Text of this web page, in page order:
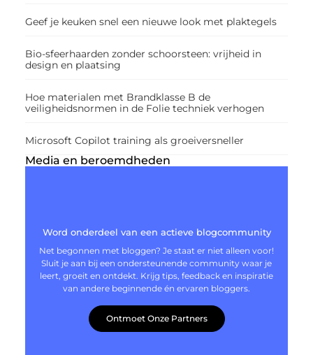
Geef je keuken snel een nieuwe look met plaktegels
Bio-sfeerhaarden zonder schoorsteen: vrijheid in
design en plaatsing
Hoe materialen met Brandklasse B de
veiligheidsnormen in de Folie techniek verhogen
Microsoft Copilot training als groeiversneller
Media en beroemdheden
Word onderdeel van een actieve blogcommunity
Net begonnen met bloggen? Je staat er niet alleen voor!
Sluit je aan bij een ondersteunende community waar je
leert, groeit en ontdekt. Krijg tips, feedback en inspiratie
van andere beginnende én ervaren bloggers.
Ontmoet Onze Partners